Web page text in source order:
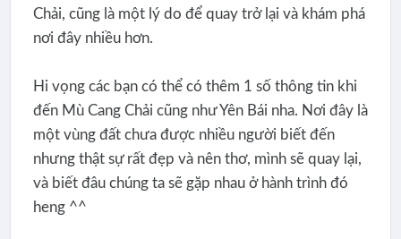
Chải, cũng là một lý do để quay trở lại và khám phá
nơi đây nhiều hơn.
Hi vọng các bạn có thể có thêm 1 số thông tin khi
đến Mù Cang Chải cũng như Yên Bái nha. Nơi đây là
một vùng đất chưa được nhiều người biết đến
nhưng thật sự rất đẹp và nên thơ, mình sẽ quay lại,
và biết đâu chúng ta sẽ gặp nhau ở hành trình đó
heng ^^